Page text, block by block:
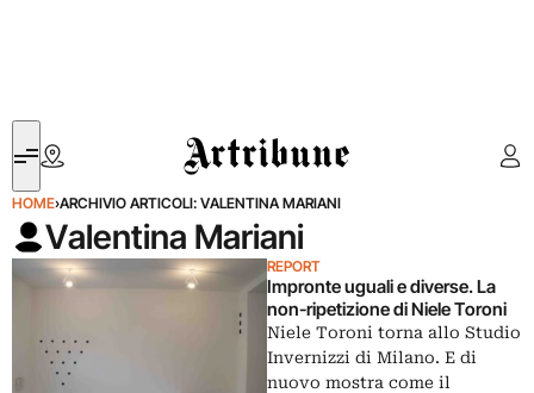
Artribune
HOME›ARCHIVIO ARTICOLI: VALENTINA MARIANI
Valentina Mariani
REPORT
Impronte uguali e diverse. La
non-ripetizione di Niele Toroni
Niele Toroni torna allo Studio
Invernizzi di Milano. E di
nuovo mostra come il